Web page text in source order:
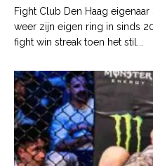
Fight Club Den Haag
weer zijn eigen ring in sinds
fight win streak toen het stil...